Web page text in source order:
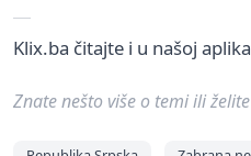
Klix.ba čitajte i u našoj
Znate nešto više o temi ili